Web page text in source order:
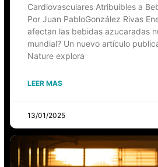
Cardiovasculares Atribuibles a
Por Juan PabloGonzález Rivas
afectan las bebidas azucaradas
mundial? Un nuevo artículo
Nature explora
LEER MAS
13/01/2025